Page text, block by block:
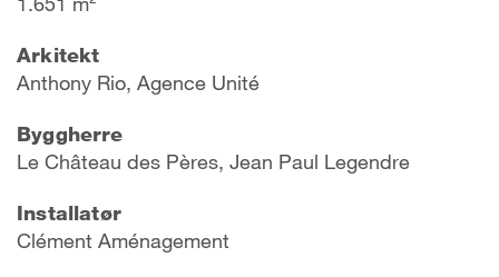
Arkitekt
Anthony Rio, Agence Unité
Byggherre
Le Château des Pères, Jean Paul Legendre
Installatør
Clément Aménagement